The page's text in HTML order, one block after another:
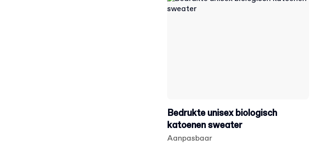
Bedrukte unisex biologisch
katoenen sweater
Aanpasbaar